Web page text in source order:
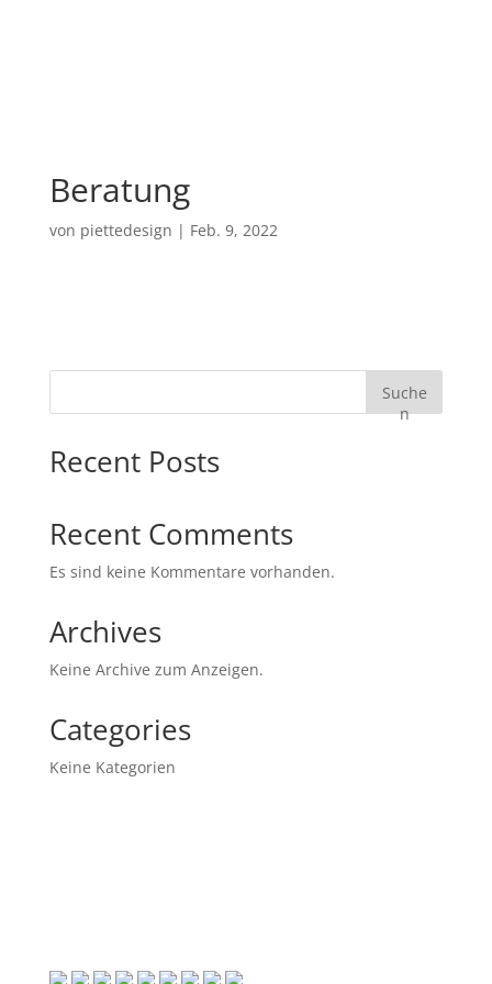
Beratung
von piettedesign | Feb. 9, 2022
Suche
n
Recent Posts
Recent Comments
Es sind keine Kommentare vorhanden.
Archives
Keine Archive zum Anzeigen.
Categories
Keine Kategorien